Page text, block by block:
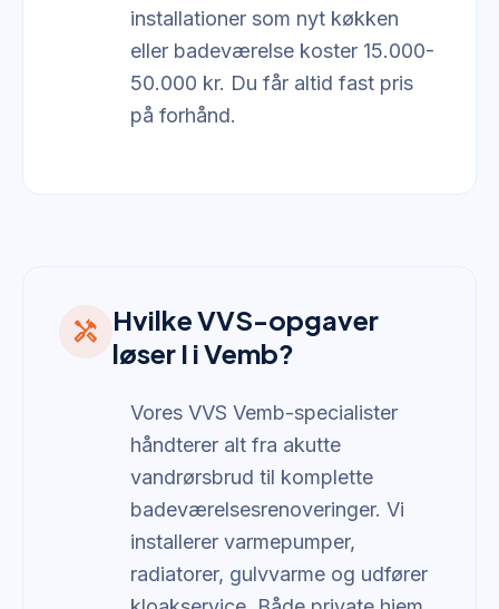
installationer som nyt køkken
eller badeværelse koster 15.000-
50.000 kr. Du får altid fast pris
på forhånd.
handyman Hvilke VVS-opgaver
løser I i Vemb?
Vores VVS Vemb-specialister
håndterer alt fra akutte
vandrørsbrud til komplette
badeværelsesrenoveringer. Vi
installerer varmepumper,
radiatorer, gulvvarme og udfører